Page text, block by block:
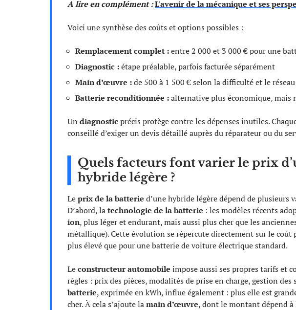
A lire en complément :L'avenir de la mécanique et ses
Voici une synthèse des coûts et options possibles :
Remplacement complet :entre 2 000 et 3 000 € pour une
Diagnostic :étape préalable, parfois facturée séparément
Main d’œuvre :de 500 à 1 500 € selon la difficulté et le réseau
Batterie reconditionnée :alternative plus économique, mais
Un diagnosticprécis protège contre les dépenses inutiles.
conseillé d’exiger un devis détaillé auprès du réparateur ou du
Quels facteurs font varier le prix
hybride légère ?
Leprix de la batterie d’une hybride légère dépend de plusieurs
D’abord, latechnologie de la batterie : les modèles récents
ion, plus léger et endurant, mais aussi plus cher que les
métallique). Cette évolution se répercute directement sur le
plus élevé que pour une batterie de voiture électrique standard.
Leconstructeur automobile impose aussi ses propres tarifs et
règles : prix des pièces, modalités de prise en charge, gestion des
batterie, exprimée en kWh, influe également : plus elle est
cher. À cela s’ajoute lamain d’œuvre, dont le montant dépend